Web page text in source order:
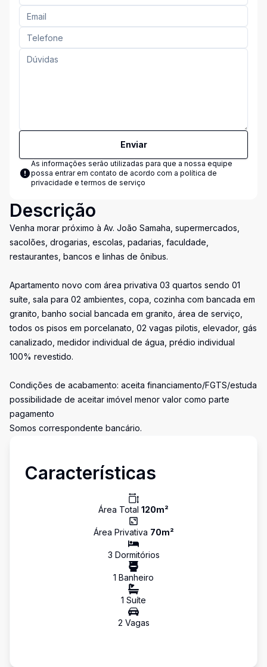
Enviar
As informações serão utilizadas para que a nossa equipe
possa entrar em contato de acordo com a política de
privacidade e termos de serviço
Descrição
Venha morar próximo à Av. João Samaha, supermercados,
sacolões, drogarias, escolas, padarias, faculdade,
restaurantes, bancos e linhas de ônibus.
Apartamento novo com área privativa 03 quartos sendo 01
suíte, sala para 02 ambientes, copa, cozinha com bancada em
granito, banho social bancada em granito, área de serviço,
todos os pisos em porcelanato, 02 vagas pilotis, elevador, gás
canalizado, medidor individual de água, prédio individual
100% revestido.
Condições de acabamento: aceita financiamento/FGTS/estuda
possibilidade de aceitar imóvel menor valor como parte
pagamento
Somos correspondente bancário.
Características
Área Total 120m²
Área Privativa 70m²
3 Dormitórios
1 Banheiro
1 Suíte
2 Vagas